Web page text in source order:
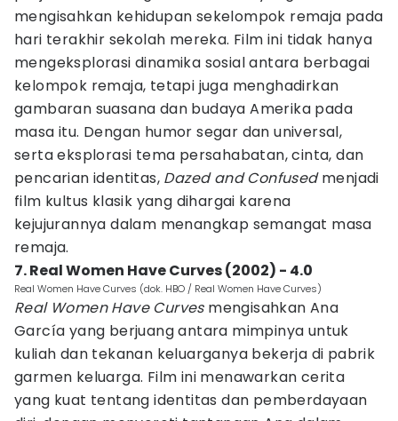
mengisahkan kehidupan sekelompok remaja pada
hari terakhir sekolah mereka. Film ini tidak hanya
mengeksplorasi dinamika sosial antara berbagai
kelompok remaja, tetapi juga menghadirkan
gambaran suasana dan budaya Amerika pada
masa itu. Dengan humor segar dan universal,
serta eksplorasi tema persahabatan, cinta, dan
pencarian identitas, Dazed and Confusedmenjadi
film kultus klasik yang dihargai karena
kejujurannya dalam menangkap semangat masa
remaja.
7. Real Women Have Curves (2002) - 4.0
Real Women Have Curves (dok. HBO / Real Women Have Curves)
Real Women Have Curvesmengisahkan Ana
García yang berjuang antara mimpinya untuk
kuliah dan tekanan keluarganya bekerja di pabrik
garmen keluarga. Film ini menawarkan cerita
yang kuat tentang identitas dan pemberdayaan